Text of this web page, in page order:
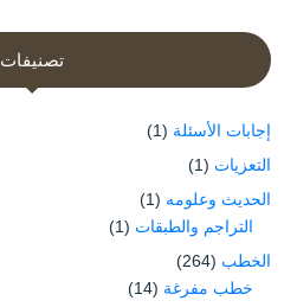
تصنيفات
إجابات الأسئلة (1)
التعزيات (1)
الحديث وعلومه (1)
التراجم والطبقات (1)
الخطب (264)
خطب مفرغة (14)